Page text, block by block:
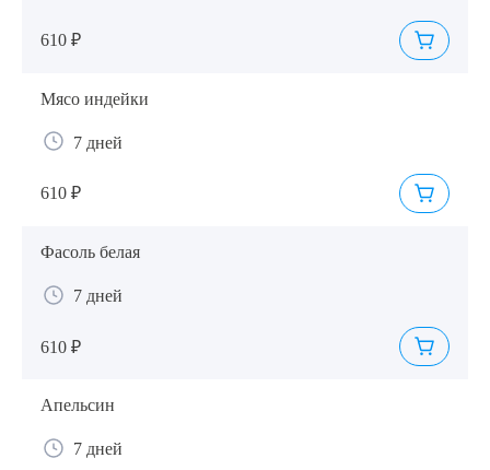
610 ₽
Мясо индейки
7 дней
610 ₽
Фасоль белая
7 дней
610 ₽
Апельсин
7 дней